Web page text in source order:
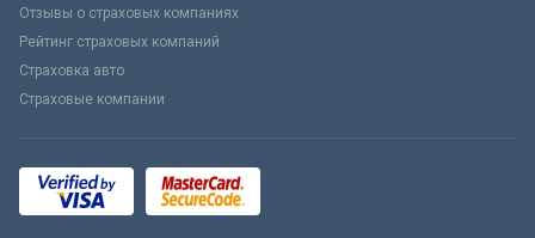
Отзывы о страховых компаниях
Рейтинг страховых компаний
Страховка авто
Страховые компании